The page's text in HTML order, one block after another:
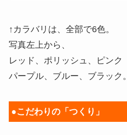
↑カラバリは、全部で6色。
写真左上から、
レッド、ポリッシュ、ピンク
パープル、ブルー、ブラック。
●こだわりの「つくり」